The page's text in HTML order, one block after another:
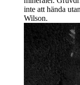
inte att hända
Wilson.